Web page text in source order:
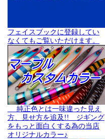
フェイスブックに登録してい
なくてもご覧いただけます。
純正色とは一味違った見え
方、見せ方を追及!! ジギング
をもっと面白くする為の当店
オリジナルカラー♪